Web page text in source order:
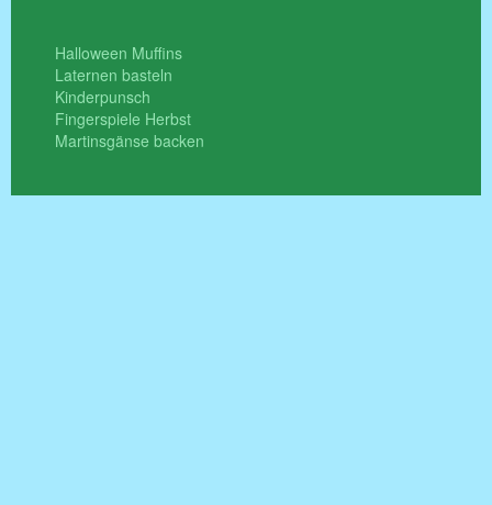
Halloween Muffins
Laternen basteln
Kinderpunsch
Fingerspiele Herbst
Martinsgänse backen